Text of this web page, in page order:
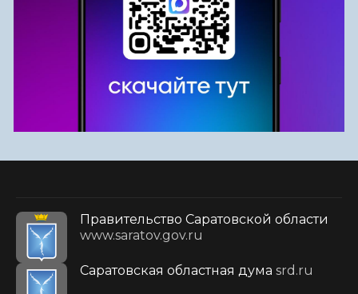
Правительство Саратовской области
www.saratov.gov.ru
Саратовская областная дума srd.ru